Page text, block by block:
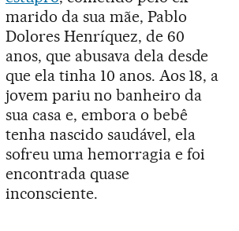
marido da sua mãe, Pablo
Dolores Henríquez, de 60
anos, que abusava dela desde
que ela tinha 10 anos. Aos 18, a
jovem pariu no banheiro da
sua casa e, embora o bebê
tenha nascido saudável, ela
sofreu uma hemorragia e foi
encontrada quase
inconsciente.